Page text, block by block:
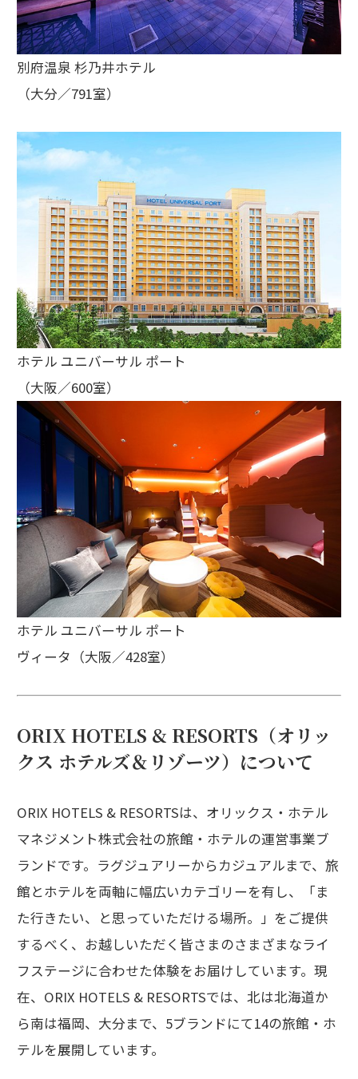
別府温泉 杉乃井ホテル
（大分／791室）
ホテル ユニバーサル ポート
（大阪／600室）
ホテル ユニバーサル ポート
ヴィータ（大阪／428室）
ORIX HOTELS & RESORTS（オリッ
クス ホテルズ＆リゾーツ）について
ORIX HOTELS & RESORTSは、オリックス・ホテル
マネジメント株式会社の旅館・ホテルの運営事業ブ
ランドです。ラグジュアリーからカジュアルまで、旅
館とホテルを両軸に幅広いカテゴリーを有し、「ま
た行きたい、と思っていただける場所。」をご提供
するべく、お越しいただく皆さまのさまざまなライ
フステージに合わせた体験をお届けしています。現
在、ORIX HOTELS & RESORTSでは、北は北海道か
ら南は福岡、大分まで、5ブランドにて14の旅館・ホ
テルを展開しています。